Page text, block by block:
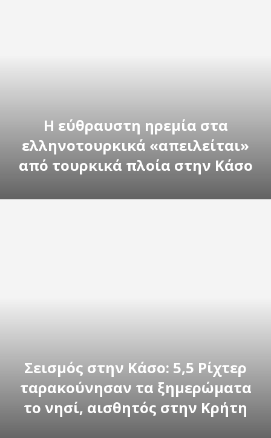
Η εύθραυστη ηρεμία στα
ελληνοτουρκικά «απειλείται»
από τουρκικά πλοία στην Κάσο
Σεισμός στην Κάσο: 5,5 Ρίχτερ
ταρακούνησαν τα ξημερώματα
το νησί, αισθητός στην Κρήτη